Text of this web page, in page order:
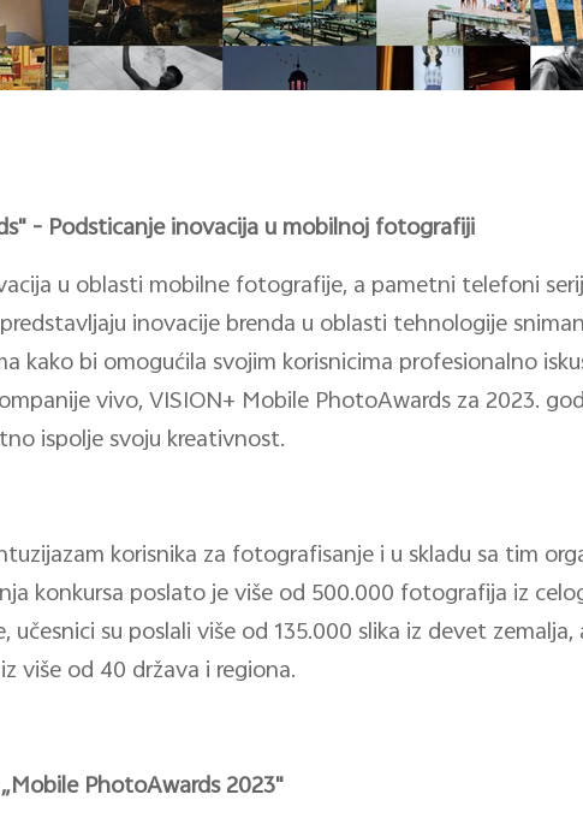
- Podsticanje inovacija u mobilnoj fotografiji
u oblasti mobilne fotografije, a pametni telefoni
inovacije brenda u oblasti tehnologije
kako bi omogućila svojim korisnicima profesionalno
vivo, VISION+ Mobile PhotoAwards za 2023.
ispolje svoju kreativnost.
korisnika za fotografisanje i u skladu sa tim
konkursa poslato je više od 500.000 fotografija iz
učesnici su poslali više od 135.000 slika iz devet
više od 40 država i regiona.
PhotoAwards 2023"